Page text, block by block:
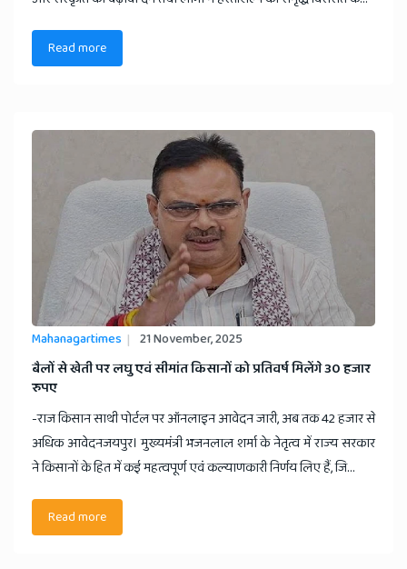
Read more
Mahanagartimes 21 November, 2025
​बैलों से खेती पर लघु एवं सीमांत किसानों को प्रतिवर्ष मिलेंगे 30 हजार
रुपए
-राज किसान साथी पोर्टल पर ऑनलाइन आवेदन जारी, अब तक 42 हजार से
अधिक आवेदनजयपुर। मुख्यमंत्री भजनलाल शर्मा के नेतृत्व में राज्य सरकार
ने किसानों के हित में कई महत्वपूर्ण एवं कल्याणकारी निर्णय लिए हैं, जि...
Read more